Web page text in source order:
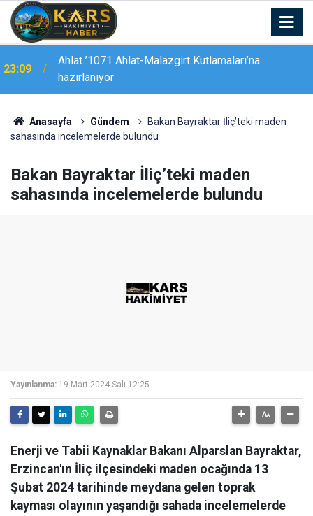
23:09
Ahlat ’1071 Ahlat-Malazgirt Kutlamaları’na
hazırlanıyor
22:44
Tunceli’de "Mameki Fest" coşkusu sürüyor
Anasayfa Gündem
Bakan Bayraktar İliç’teki maden
sahasında incelemelerde bulundu
Bakan Bayraktar İliç’teki maden
sahasında incelemelerde bulundu
Yayınlanma: 19 Mart 2024 Salı 12:25
Enerji ve Tabii Kaynaklar Bakanı Alparslan Bayraktar,
Erzincan'ın İliç ilçesindeki maden ocağında 13
Şubat 2024 tarihinde meydana gelen toprak
kayması olayının yaşandığı sahada incelemelerde